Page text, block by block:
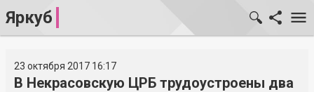
Яркуб
23 октября 2017 16:17
В Некрасовскую ЦРБ трудоустроены два